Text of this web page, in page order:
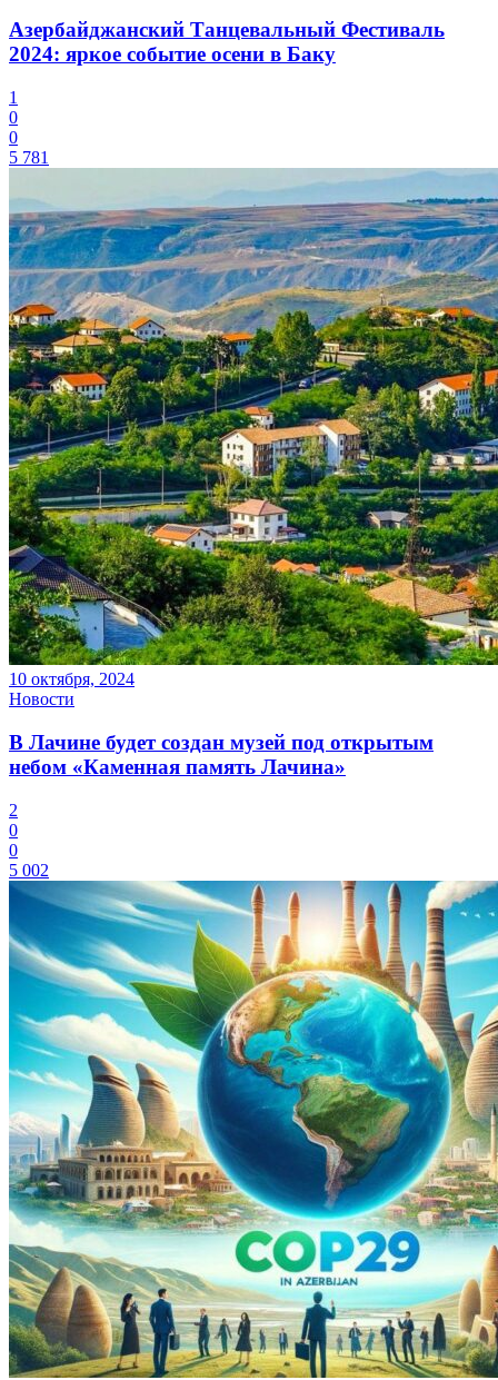
Азербайджанский Танцевальный Фестиваль
2024: яркое событие осени в Баку
1
0
0
5 781
10 октября, 2024
Новости
В Лачине будет создан музей под открытым
небом «Каменная память Лачина»
2
0
0
5 002